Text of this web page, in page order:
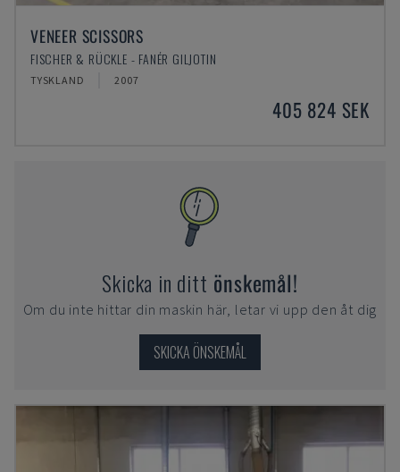
VENEER SCISSORS
FISCHER & RÜCKLE - FANÉR GILJOTIN
TYSKLAND 2007
405 824 SEK
Skicka in ditt önskemål!
Om du inte hittar din maskin här, letar vi upp den åt dig
SKICKA ÖNSKEMÅL